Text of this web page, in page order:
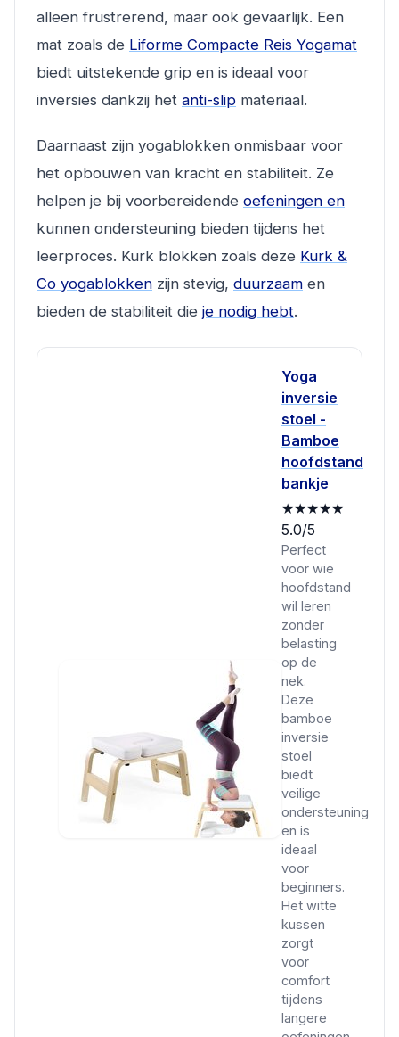
alleen frustrerend, maar ook gevaarlijk. Een
mat zoals de Liforme Compacte Reis Yogamat
biedt uitstekende grip en is ideaal voor
inversies dankzij het anti-slip materiaal.
Daarnaast zijn yogablokken onmisbaar voor
het opbouwen van kracht en stabiliteit. Ze
helpen je bij voorbereidende oefeningen en
kunnen ondersteuning bieden tijdens het
leerproces. Kurk blokken zoals deze Kurk &
Co yogablokken zijn stevig, duurzaam en
bieden de stabiliteit die je nodig hebt.
Yoga
inversie
stoel -
Bamboe
hoofdstand
bankje
★★★★★
5.0/5
Perfect
voor wie
hoofdstand
wil leren
zonder
belasting
op de
nek.
Deze
bamboe
inversie
stoel
biedt
veilige
ondersteuning
en is
ideaal
voor
beginners.
Het witte
kussen
zorgt
voor
comfort
tijdens
langere